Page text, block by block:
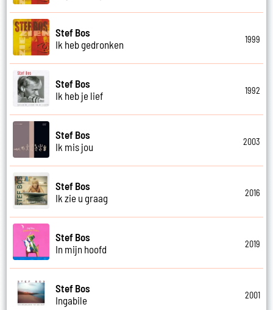
Stef Bos
Ik heb gedronken
1999
Stef Bos
Ik heb je lief
1992
Stef Bos
Ik mis jou
2003
Stef Bos
Ik zie u graag
2016
Stef Bos
In mijn hoofd
2019
Stef Bos
Ingabile
2001